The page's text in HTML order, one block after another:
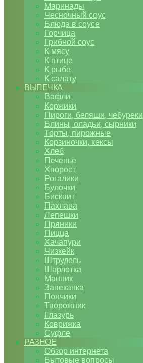
Маринады
Чесночный соус
Блюда в соусе
Горчица
Грибной соус
К мясу
К птице
К рыбе
К салату
ВЫПЕЧКА
Вафли
Коржики
Пироги, беляши, чебуреки
Блины, оладьи, сырники
Торты, пирожные
Корзиночки, кексы
Хлеб
Печенье
Хворост
Рогалики
Булочки
Бисквит
Пахлава
Лепешки
Пряники
Пицца
Хачапури
Чизкейк
Штрудель
Шарлотка
Манник
Запеканка
Пончики
Творожник
Глазурь
Коврижка
Суфле
РАЗНОЕ
Обзор интернета
Бытовые вопросы